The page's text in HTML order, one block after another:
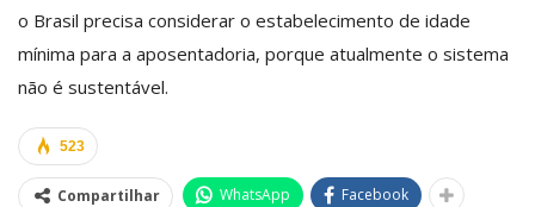
o Brasil precisa considerar o estabelecimento de idade
mínima para a aposentadoria, porque atualmente o sistema
não é sustentável.
523
Compartilhar WhatsApp Facebook